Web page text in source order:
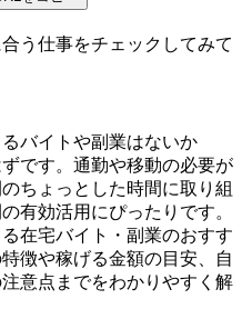
う仕事をチェックしてみて
バイトや副業はないか
です。通勤や移動の必要が
ちょっとした時間に取り組
有効活用にぴったりです。
在宅バイト・副業のおすす
徴や稼げる金額の目安、自
意点までをわかりやすく解